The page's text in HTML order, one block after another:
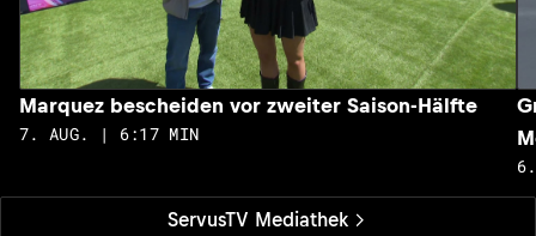
ServusTV Mediathek
Marquez bescheiden vor zweiter Saison-Hälfte
7. AUG. | 6:17 MIN